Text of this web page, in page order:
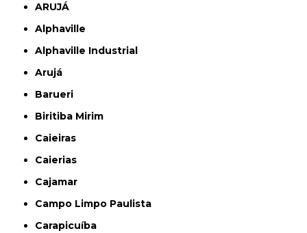
ARUJÁ
Alphaville
Alphaville Industrial
Arujá
Barueri
Biritiba Mirim
Caieiras
Caierias
Cajamar
Campo Limpo Paulista
Carapicuíba